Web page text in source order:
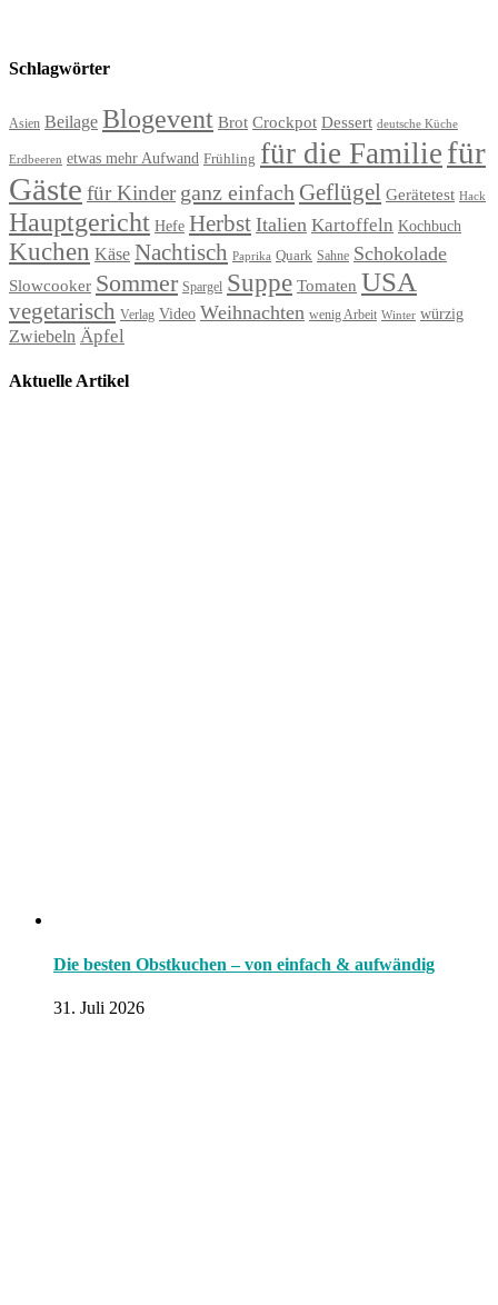
Schlagwörter
Asien Beilage Blogevent Brot Crockpot Dessert deutsche Küche
Erdbeeren etwas mehr Aufwand Frühling für die Familie für
Gäste für Kinder ganz einfach Geflügel Gerätetest Hack
Hauptgericht Hefe Herbst Italien Kartoffeln Kochbuch
Kuchen Käse Nachtisch Paprika Quark Sahne Schokolade
Slowcooker Sommer Spargel Suppe Tomaten USA
vegetarisch Verlag Video Weihnachten wenig Arbeit Winter würzig
Zwiebeln Äpfel
Aktuelle Artikel
Die besten Obstkuchen – von einfach & aufwändig
31. Juli 2026